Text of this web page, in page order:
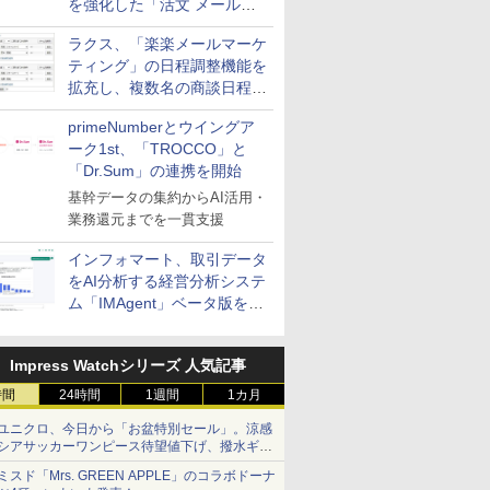
を強化した「活文 メール誤
送信防止アドインサービス」
を提供
ラクス、「楽楽メールマーケ
ティング」の日程調整機能を
拡充し、複数名の商談日程調
整を効率化
primeNumberとウイングア
ーク1st、「TROCCO」と
「Dr.Sum」の連携を開始
基幹データの集約からAI活用・
業務還元までを一貫支援
インフォマート、取引データ
をAI分析する経営分析システ
ム「IMAgent」ベータ版を提
Impress Watchシリーズ 人気記事
24時間 1週間 1カ月
ニクロ、今日から「お盆特別セール」。涼感
アサッカーワンピース待望値下げ、撥水ギア
ョーツは1990円に
スド「Mrs. GREEN APPLE」のコラボドーナ